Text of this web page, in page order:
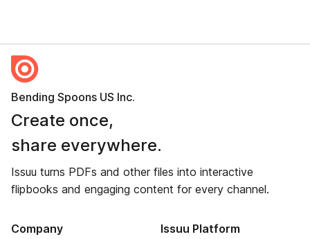
Bending Spoons US Inc.
Create once,
share everywhere.
Issuu turns PDFs and other files into interactive
flipbooks and engaging content for every channel.
Company Issuu Platform